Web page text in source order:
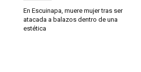
En Escuinapa, muere mujer tras ser
atacada a balazos dentro de una
estética